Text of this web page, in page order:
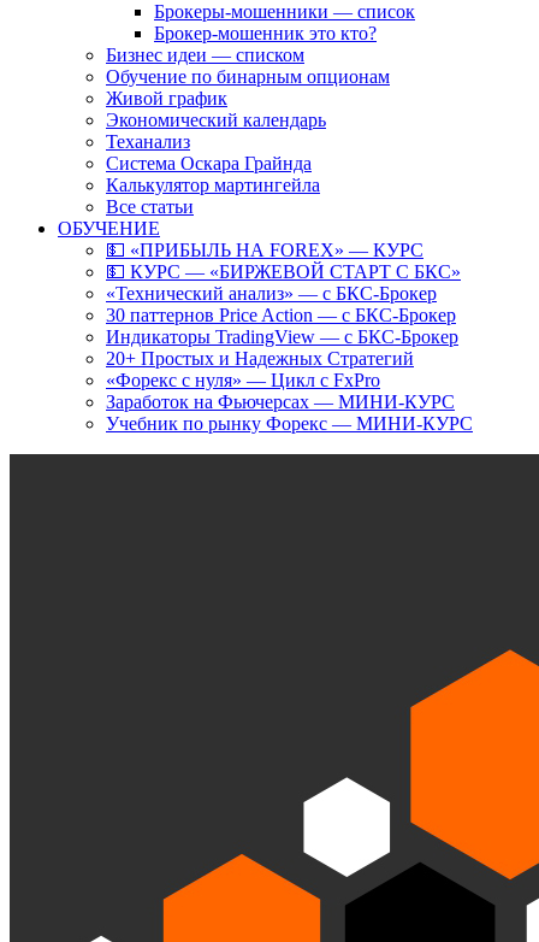
Брокеры-мошенники — список
Брокер-мошенник это кто?
Бизнес идеи — списком
Обучение по бинарным опционам
Живой график
Экономический календарь
Теханализ
Система Оскара Грайнда
Калькулятор мартингейла
Все статьи
ОБУЧЕНИЕ
💵 «ПРИБЫЛЬ НА FOREX» — КУРС
💵 КУРС — «БИРЖЕВОЙ СТАРТ С БКС»
«Технический анализ» — с БКС-Брокер
30 паттернов Price Action — с БКС-Брокер
Индикаторы TradingView — с БКС-Брокер
20+ Простых и Надежных Стратегий
«Форекс с нуля» — Цикл с FxPro
Заработок на Фьючерсах — МИНИ-КУРС
Учебник по рынку Форекс — МИНИ-КУРС